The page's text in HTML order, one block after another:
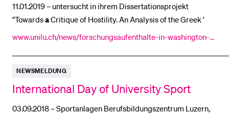
11.01.2019 – untersucht in ihrem Dissertationsprojekt
"TowardsaCritique of Hostility. An Analysis of the Greek '
www.unilu.ch/news/forschungsaufenthalte-in-washington-u
NEWSMELDUNG
International Day of University Sport
03.09.2018 – Sportanlagen Berufsbildungszentrum Luzern,